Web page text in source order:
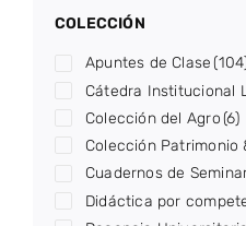
Literatura
Optometría y
Veterinaria y
COLECCIÓN
Apuntes de Clase
Cátedra Institucional
Colección del Agro(6)
Colección Patrimonio
Cuadernos de
Didáctica por